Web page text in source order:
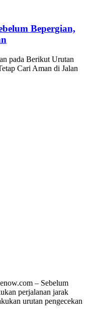
Bepergian,
pada Berikut Urutan
Cari Aman di Jalan
– Sebelum
perjalanan jarak
urutan pengecekan